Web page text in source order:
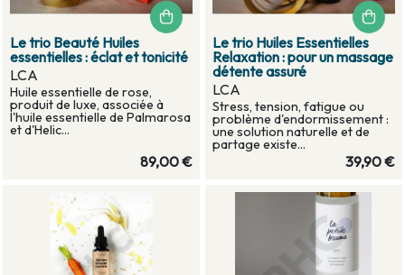
Le trio Beauté Huiles
essentielles : éclat et tonicité
LCA
Huile essentielle de rose,
produit de luxe, associée à
l'huile essentielle de Palmarosa
et d'Helic...
89,00 €
Le trio Huiles Essentielles
Relaxation : pour un massage
détente assuré
LCA
Stress, tension, fatigue ou
problème d'endormissement :
une solution naturelle et de
partage existe...
39,90 €